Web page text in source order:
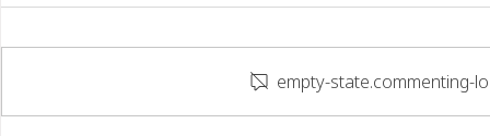
empty-state.commenting-